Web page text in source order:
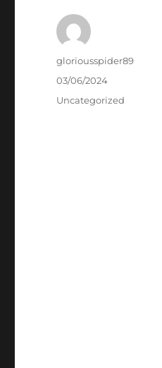
Author
gloriousspider89
Posted
03/06/2024
Categories
Uncategorized